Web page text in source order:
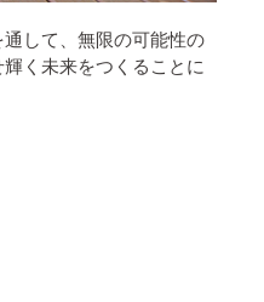
して、無限の可能性の
く未来をつくることに